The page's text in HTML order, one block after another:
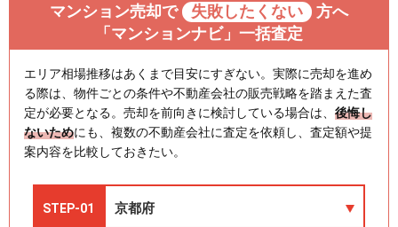
マンション売却で 失敗したくない
方へ
「マンションナビ」一括査定
エリア相場推移はあくまで目安にすぎない。実際に売却を進め
る際は、物件ごとの条件や不動産会社の販売戦略を踏まえた査
定が必要となる。売却を前向きに検討している場合は、 後悔し
ないためにも、複数の不動産会社に査定を依頼し、査定額や提
案内容を比較しておきたい。